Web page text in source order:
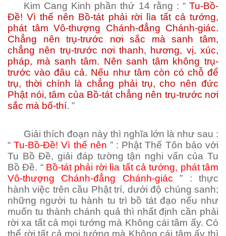
Kim Cang Kinh phần thứ 14 rằng : “ Tu-Bồ-
Đề! Vì thế nên Bồ-tát phải rời lìa tất cả tướng,
phát tâm Vô-thượng Chánh-đẳng Chánh-giác.
Chẳng nên trụ-trước nơi sắc mà sanh tâm,
chẳng nên trụ-trước nơi thanh, hương, vị, xúc,
pháp, mà sanh tâm. Nên sanh tâm không trụ-
trước vào đâu cả. Nếu như tâm còn có chỗ để
trụ, thời chính là chẳng phải trụ, cho nên đức
Phật nói, tâm của Bồ-tát chẳng nên trụ-trước nơi
sắc mà bố-thí. ”
Giải thích đoạn này thì nghĩa lớn là như sau :
“Tu-Bồ-Đề! Vì thế nên ” : Phật Thế Tôn bảo với
Tu Bồ Đề, giải đáp tường tận nghi vấn của Tu
Bồ Đề. “ Bồ-tát phải rời lìa tất cả tướng, phát tâm
Vô-thượng Chánh-đẳng Chánh-giác ” : thực
hành việc trên cầu Phật trí, dưới độ chúng sanh;
những người tu hành tu trì bồ tát đạo nếu như
muốn tu thành chánh quả thì nhất định cần phải
rời xa tất cả mọi tướng mà Không cái tâm ấy. Có
thể rời tất cả mọi tướng mà Không cái tâm ấy thì